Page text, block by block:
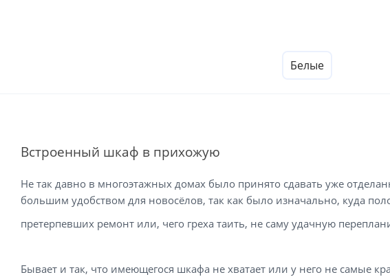
Белые
Встроенный шкаф в прихожую
Не так давно в многоэтажных домах было принято сдавать уже
большим удобством для новосёлов, так как было изначально, куда
претерпевших ремонт или, чего греха таить, не саму удачную
Бывает и так, что имеющегося шкафа не хватает или у него не самые